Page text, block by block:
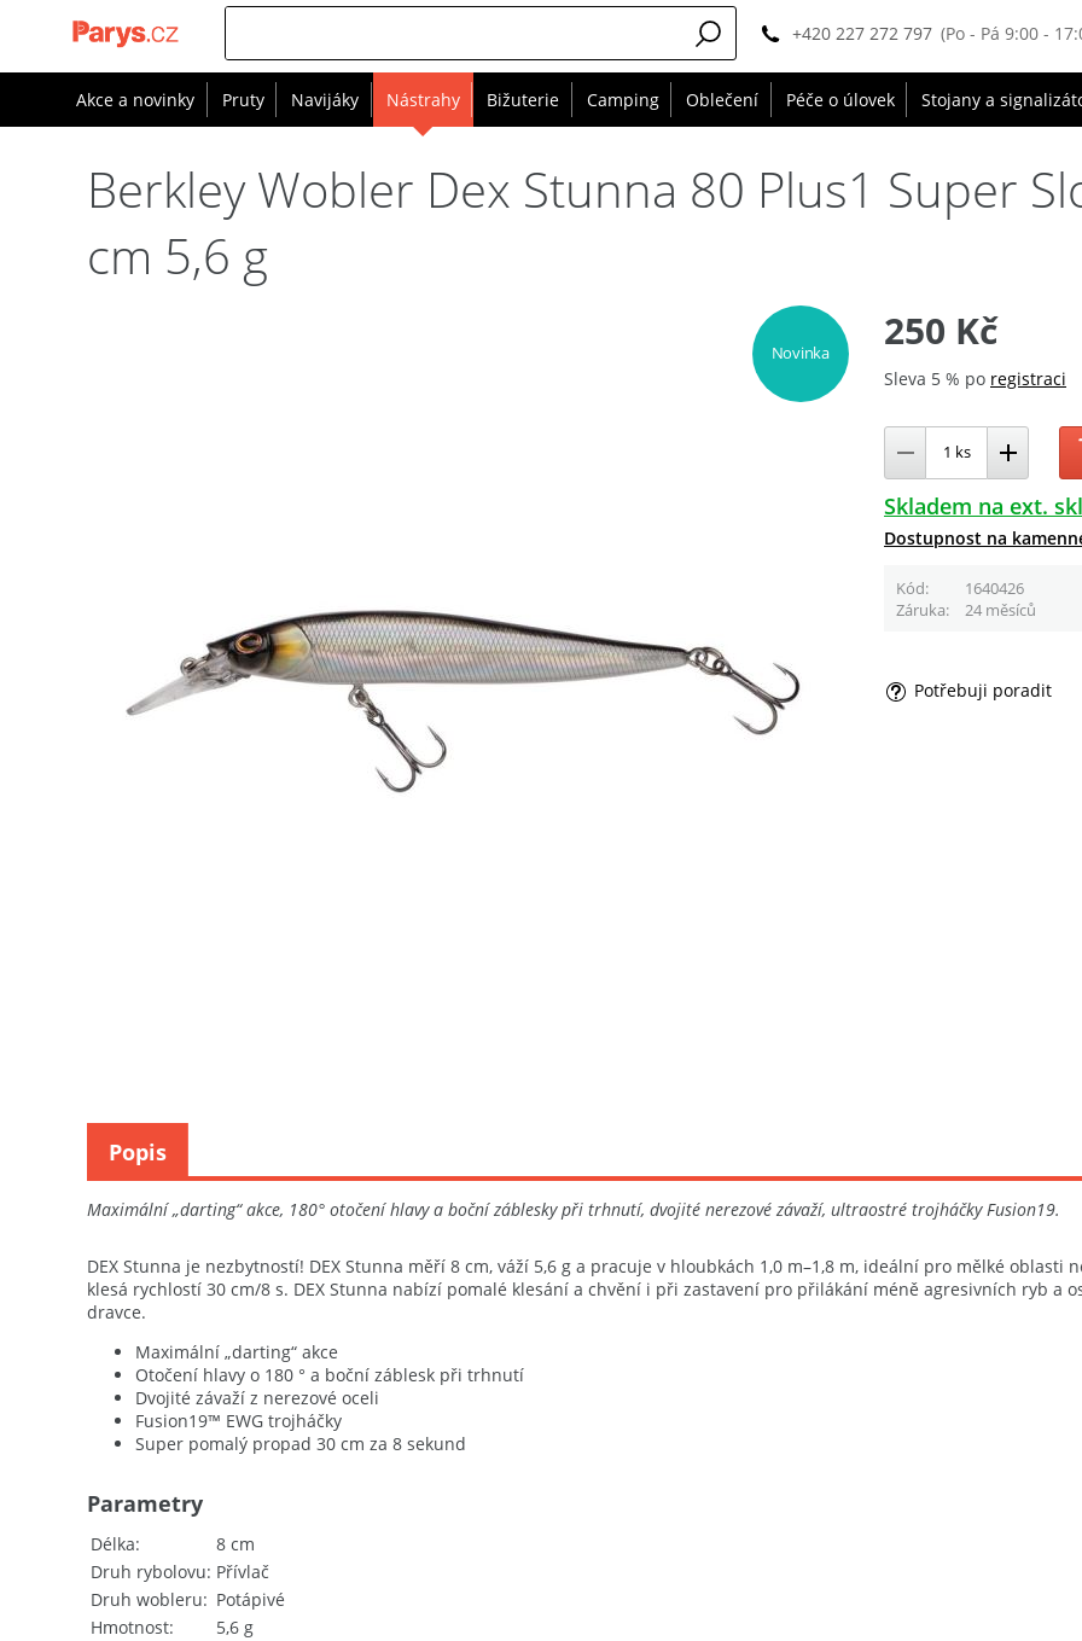
+420 227 272 797 (Po - Pá 9:00 -
Akce a novinky Pruty Navijáky Nástrahy Bižuterie Camping Oblečení Péče o úlovek Stojany a
Berkley Wobler Dex Stunna 80 Plus1 Super
cm 5,6 g
Novinka 250 Kč
Sleva 5 % po registraci
Skladem na ext.
Dostupnost na
Kód 1640426
Záruka
24 měsíců
Potřebuji poradit
Maximální „darting“ akce, 180° otočení hlavy a boční záblesky při trhnutí, dvojité nerezové závaží, ultraostré trojháčky Fusion19.
DEX Stunna je nezbytností! DEX Stunna měří 8 cm, váží 5,6 g a pracuje v hloubkách 1,0 m–1,8 m, ideální pro mělké
klesá rychlostí 30 cm/8 s. DEX Stunna nabízí pomalé klesání a chvění i při zastavení pro přilákání méně agresivních ryb
dravce.
Maximální „darting“ akce
Otočení hlavy o 180 ° a boční záblesk při trhnutí
Dvojité závaží z nerezové oceli
Fusion19™ EWG trojháčky
Super pomalý propad 30 cm za 8 sekund
Délka
8 cm
Druh rybolovu Přívlač
Druh wobleru
Potápivé
Hmotnost
5,6 g
Parametry
Popis